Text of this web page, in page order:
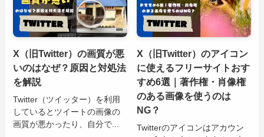
X（旧Twitter）の画質が悪
いのはなぜ？原因と対処法
を解説
Twitter（ツイッター）を利用
しているとツイートの画像の
画質が悪かったり、自分で...
X（旧Twitter）のアイコン
に使えるフリーサイトおす
すめ6選｜著作権・肖像権
のある画像を使うのは
NG？
Twitterのアイコンはアカウン